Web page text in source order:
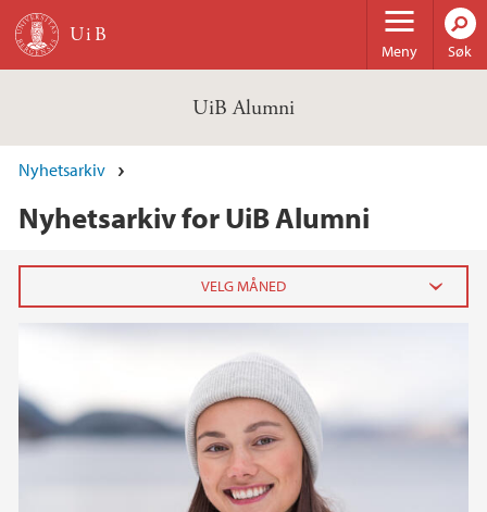
Hopp til hovedinnhold
Meny Søk
UiB Alumni
Nyhetsarkiv
Nyhetsarkiv for UiB Alumni
juni (3)
2022
2021